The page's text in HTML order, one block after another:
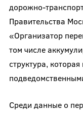
дорожно-
Правительства
«Организатор
том числе
структура,
Среди данные о